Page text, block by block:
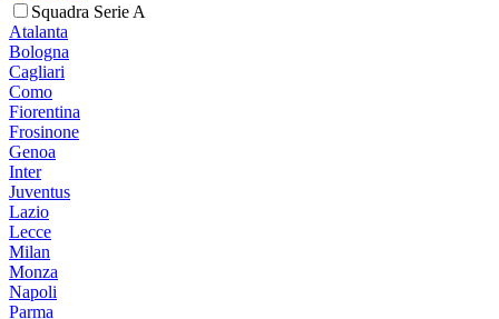
Squadra Serie A
Atalanta
Bologna
Cagliari
Como
Fiorentina
Frosinone
Genoa
Inter
Juventus
Lazio
Lecce
Milan
Monza
Napoli
Parma